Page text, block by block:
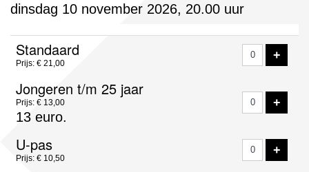
dinsdag 10 november 2026, 20.00 uur
Aantal
tickets
Standaard
Prijs: € 21,00
+
Jongeren t/m 25 jaar
Prijs: € 13,00
13 euro.
+
U-pas
Prijs: € 10,50
+